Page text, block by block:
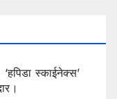
स्काईनेक्स’